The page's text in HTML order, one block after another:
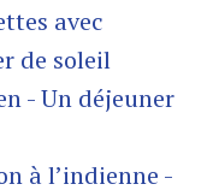
avec
de soleil
- Un déjeuner
à l’indienne -